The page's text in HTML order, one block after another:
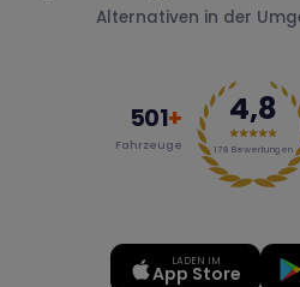
Marke
Mercedes BMW
Alternativen in der
501+
Fahrzeuge
4,8
178 Bewertungen
LADEN IM
App Store